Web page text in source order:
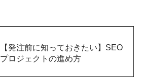
【発注前に知っておきたい】SEO
プロジェクトの進め方